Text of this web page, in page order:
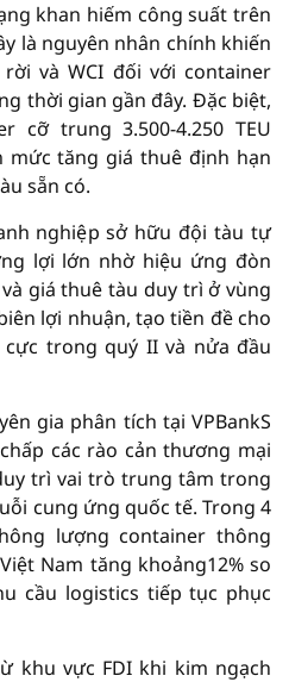
khan hiếm công suất trên
là nguyên nhân chính khiến
và WCI đối với container
thời gian gần đây. Đặc biệt,
cỡ trung 3.500-4.250 TEU
mức tăng giá thuê định hạn
sẵn có.
nghiệp sở hữu đội tàu tự
lợi lớn nhờ hiệu ứng đòn
giá thuê tàu duy trì ở vùng
lợi nhuận, tạo tiền đề cho
trong quý II và nửa đầu
gia phân tích tại VPBankS
các rào cản thương mại
trì vai trò trung tâm trong
cung ứng quốc tế. Trong 4
lượng container thông
Nam tăng khoảng12% so
cầu logistics tiếp tục phục
khu vực FDI khi kim ngạch